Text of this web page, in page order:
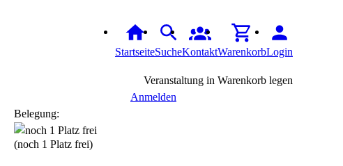
StartseiteSucheKontaktWarenkorbLogin
Veranstaltung in Warenkorb legen
Anmelden
Belegung:
(noch 1 Platz frei)